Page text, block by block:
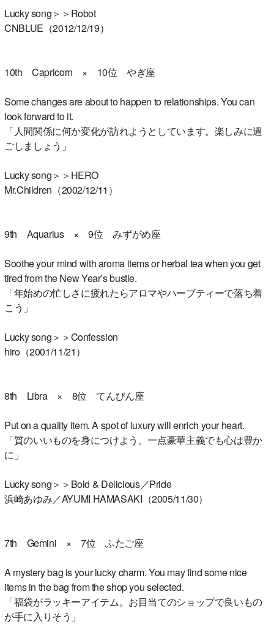
Lucky song＞＞Robot
CNBLUE（2012/12/19）
10th Capricorn × 10位 やぎ座
Some changes are about to happen to relationships. You can
look forward to it.
「人間関係に何か変化が訪れようとしています。楽しみに過
ごしましょう」
Lucky song＞＞HERO
Mr.Children（2002/12/11）
9th Aquarius × 9位 みずがめ座
Soothe your mind with aroma items or herbal tea when you get
tired from the New Year’s bustle.
「年始めの忙しさに疲れたらアロマやハーブティーで落ち着
こう」
Lucky song＞＞Confession
hiro（2001/11/21）
8th Libra × 8位 てんびん座
Put on a quality item. A spot of luxury will enrich your heart.
「質のいいものを身につけよう。一点豪華主義でも心は豊か
に」
Lucky song＞＞Bold & Delicious／Pride
浜崎あゆみ／AYUMI HAMASAKI（2005/11/30）
7th Gemini × 7位 ふたご座
A mystery bag is your lucky charm. You may find some nice
items in the bag from the shop you selected.
「福袋がラッキーアイテム。お目当てのショップで良いもの
が手に入りそう」